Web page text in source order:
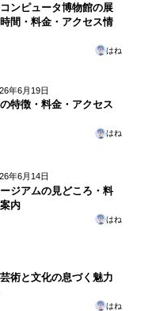
ンピュータ博物館の展
間・料金・アクセス情
はね
年6月19日
特徴・料金・アクセス
はね
年6月14日
ジアムの見どころ・料
内
はね
術と文化の息づく魅力
はね